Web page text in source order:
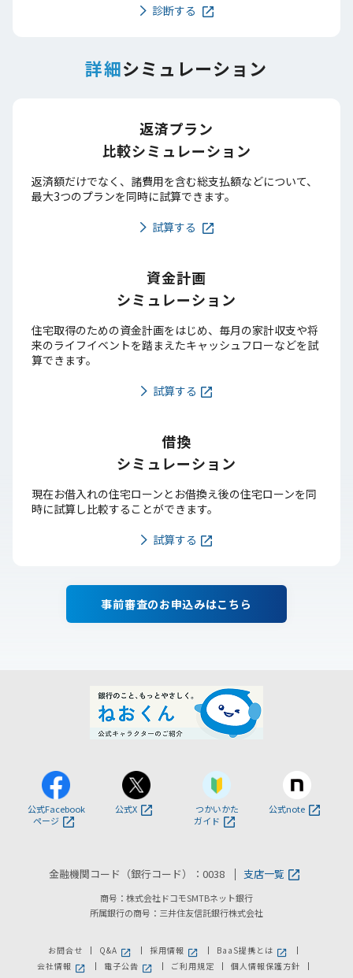
診断する
詳細シミュレーション
返済プラン
比較シミュレーション
返済額だけでなく、諸費用を含む総支払額などについて、
最大3つのプランを同時に試算できます。
試算する
資金計画
シミュレーション
住宅取得のための資金計画をはじめ、毎月の家計収支や将
来のライフイベントを踏まえたキャッシュフローなどを試
算できます。
試算する
借換
シミュレーション
現在お借入れの住宅ローンとお借換え後の住宅ローンを同
時に試算し比較することができます。
試算する
事前審査のお申込みはこちら
公式Facebook
ページ
公式X
つかいかた
ガイド
公式note
金融機関コード（銀行コード）：0038 支店一覧
商号：株式会社ドコモSMTBネット銀行
所属銀行の商号：三井住友信託銀行株式会社
お問合せ Q&A新しいウィンドウで開きます。
採用情報新しいウィンドウで開きます。
BaaS提携とは新しいウィンドウで
会社情報新しいウィンドウで開きます。
電子公告新しいウィンドウで開きます。
ご利用規定
個人情報保護方針